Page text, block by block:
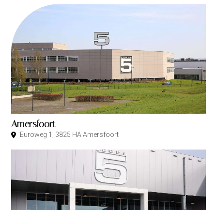
Amersfoort
Euroweg 1, 3825 HA Amersfoort